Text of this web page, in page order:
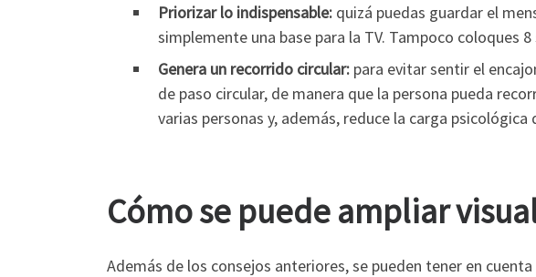
Priorizar lo indispensable: quizá puedas guardar el
simplemente una base para la TV. Tampoco coloques
Genera un recorrido circular: para evitar sentir el
de paso circular, de manera que la persona pueda
varias personas y, además, reduce la carga
Cómo se puede ampliar
Además de los consejos anteriores, se pueden tener en